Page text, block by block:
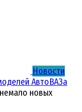
Новости
АвтоВАЗа
новых